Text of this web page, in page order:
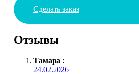
Сделать заказ
Отзывы
Тамара :
24.02.2026